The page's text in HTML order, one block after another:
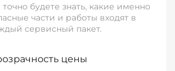
будете знать, какие именно
части и работы входят в
сервисный пакет.
цены